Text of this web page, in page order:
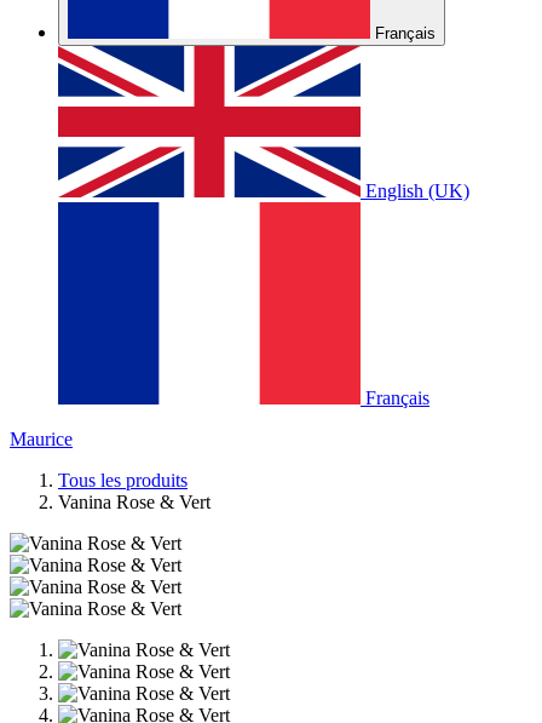
Français
English (UK)
Français
Maurice
Tous les produits
Vanina Rose & Vert